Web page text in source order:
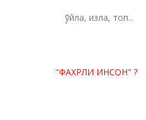
"ФАХРЛИ ИНСОН"?